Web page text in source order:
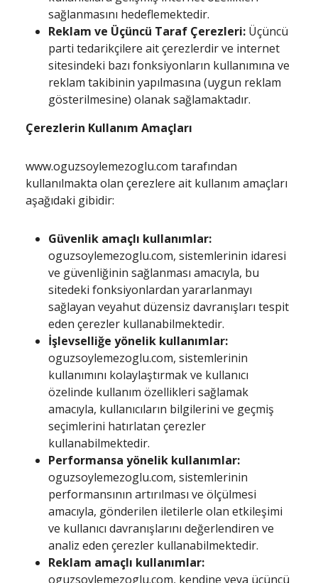
sağlanmasını hedeflemektedir.
Reklam ve Üçüncü Taraf Çerezleri: Üçüncü
parti tedarikçilere ait çerezlerdir ve internet
sitesindeki bazı fonksiyonların kullanımına ve
reklam takibinin yapılmasına (uygun reklam
gösterilmesine) olanak sağlamaktadır.
Çerezlerin Kullanım Amaçları
www.oguzsoylemezoglu.com tarafından
kullanılmakta olan çerezlere ait kullanım amaçları
aşağıdaki gibidir:
Güvenlik amaçlı kullanımlar:
oguzsoylemezoglu.com, sistemlerinin idaresi
ve güvenliğinin sağlanması amacıyla, bu
sitedeki fonksiyonlardan yararlanmayı
sağlayan veyahut düzensiz davranışları tespit
eden çerezler kullanabilmektedir.
İşlevselliğe yönelik kullanımlar:
oguzsoylemezoglu.com, sistemlerinin
kullanımını kolaylaştırmak ve kullanıcı
özelinde kullanım özellikleri sağlamak
amacıyla, kullanıcıların bilgilerini ve geçmiş
seçimlerini hatırlatan çerezler
kullanabilmektedir.
Performansa yönelik kullanımlar:
oguzsoylemezoglu.com, sistemlerinin
performansının artırılması ve ölçülmesi
amacıyla, gönderilen iletilerle olan etkileşimi
ve kullanıcı davranışlarını değerlendiren ve
analiz eden çerezler kullanabilmektedir.
Reklam amaçlı kullanımlar:
oguzsoylemezoglu.com, kendine veya üçüncü